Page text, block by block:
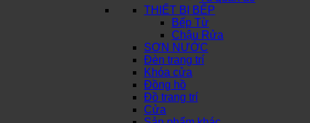
THIẾT BỊ BẾP
Bếp Từ
Chậu Rửa
SƠN NƯỚC
Đèn trang trí
Khóa cửa
Đồng hồ
Đồ trang trí
Cửa